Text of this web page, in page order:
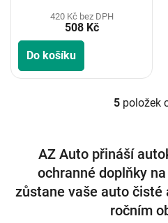
420 Kč bez DPH
508 Kč
Do košíku
O
á
d
a
c
í
p
5 položek
AZ Auto přináší
ochranné doplňky
zůstane vaše auto čisté
ročním